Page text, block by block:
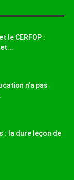
le CERFOP :
n’a pas
: la dure leçon de